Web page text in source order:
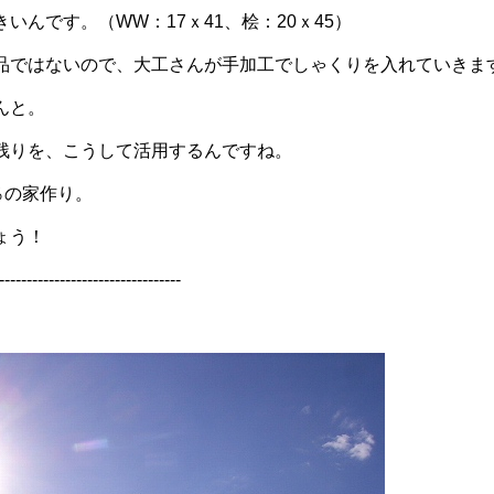
んです。（WW：17ｘ41、桧：20ｘ45）
ではないので、大工さんが手加工でしゃくりを入れていきま
。
を、こうして活用するんですね。
家作り。
！